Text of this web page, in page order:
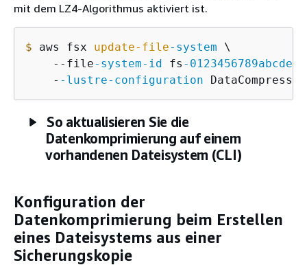
mit dem LZ4-Algorithmus aktiviert ist.
$ aws fsx update-file-system \
    -
-file-system-id fs -0123456789abcdef0
    -
-lustre-configuration
So aktualisieren Sie die
Datenkomprimierung auf einem
vorhandenen Dateisystem (CLI)
Konfiguration der
Datenkomprimierung beim Erstellen
eines Dateisystems aus einer
Sicherungskopie